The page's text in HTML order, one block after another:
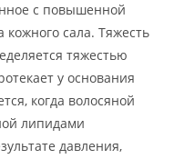
с повышенной
сала. Тяжесть
тяжестью
у основания
когда волосяной
липидами
давления,